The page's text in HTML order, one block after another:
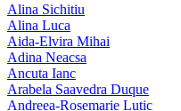
Alina Sichitiu
Alina Luca
Aida-Elvira Mihai
Adina Neacsa
Ancuta Ianc
Arabela Saavedra Duque
Andreea-Rosemarie Lutic